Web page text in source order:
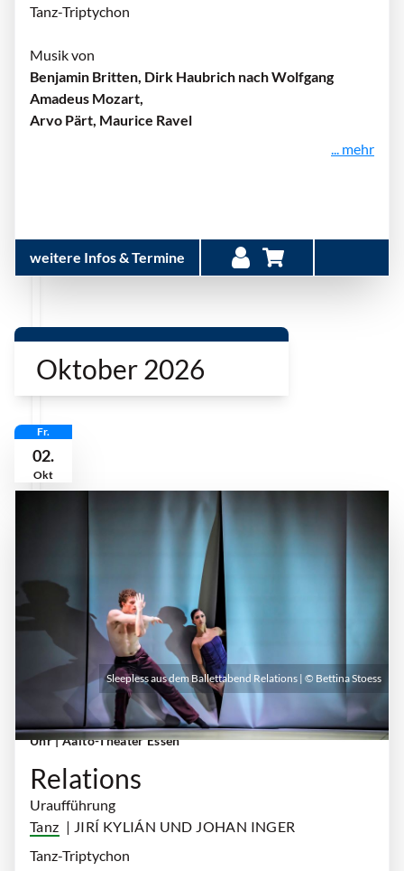
Tanz-Triptychon
Musik von
Benjamin Britten, Dirk Haubrich nach Wolfgang
Amadeus Mozart,
Arvo Pärt, Maurice Ravel
... mehr
weitere Infos & Termine
Oktober 2026
Fr.
02.
Okt
Freitag, 02. Oktober 2026 | 19:30 Uhr - 21:30
Uhr| Aalto-Theater Essen
Relations
Uraufführung
Tanz | JIRÍ KYLIÁN UND JOHAN INGER
Tanz-Triptychon
Sleepless aus dem Ballettabend Relations | © Bettina Stoess